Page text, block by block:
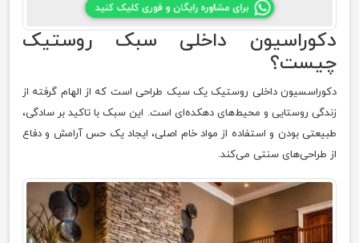
دکوراسیون داخلی سبک روستیک
چیست؟
دکوراسسیون داخلی روستیک یک سبک طراحی است که از الهام گرفته از
زندگی روستایی و محیط‌های دهکده‌ای است. این سبک با تاکید بر سادگی،
طبیعتی بودن و استفاده از مواد خام اصلی، ایجاد یک حس آرامش و دفاع
از طراحی‌های سنتی می‌کند.